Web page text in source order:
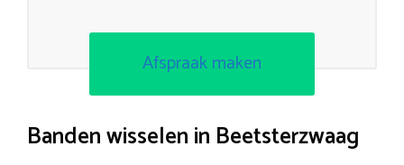
Afspraak maken
Banden wisselen in Beetsterzwaag